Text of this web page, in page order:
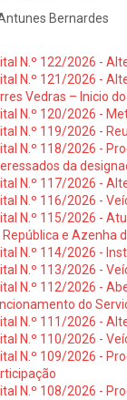
Bernardes
N.º 122/2026 -
N.º 121/2026 -
Vedras – Inicio
N.º 120/2026 -
N.º 119/2026 -
N.º 118/2026 -
da
N.º 117/2026 -
N.º 116/2026 -
N.º 115/2026 -
República e Azenha
N.º 114/2026 -
N.º 113/2026 -
N.º 112/2026 -
do
N.º 111/2026 -
N.º 110/2026 -
N.º 109/2026 -
N.º 108/2026 -